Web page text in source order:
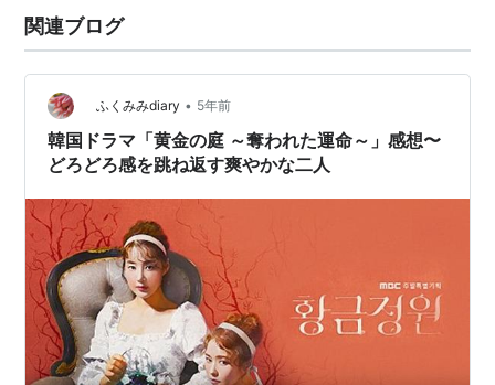
ある妹を小学校の教室まで見送ってから自分も教室に向
かう 勉強よりもお洒落…
関連ブログ
ふくみみdiary • 5年前
韓国ドラマ「黄金の庭 ～奪われた運命～」感想〜
どろどろ感を跳ね返す爽やかな二人